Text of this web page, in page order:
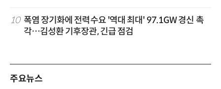
10 폭염 장기화에 전력수요 '역대 최대' 97.1GW 경신 촉
각…김성환 기후장관, 긴급 점검
주요뉴스